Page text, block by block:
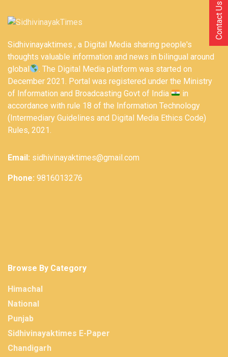
Sidhivinayaktimes , a Digital Media sharing people's
thoughts valuable information and news in bilingual around
global
. The Digital Media platform was started on
December 2021. Portal was registered under the Ministry
of Information and Broadcasting Govt of India
in
accordance with rule 18 of the Information Technology
(Intermediary Guidelines and Digital Media Ethics Code)
Rules, 2021.
Email: sidhivinayaktimes@gmail.com
Phone: 9816013276
Browse By Category
Himachal
National
Punjab
Sidhivinayaktimes E-Paper
Chandigarh
Contact Us